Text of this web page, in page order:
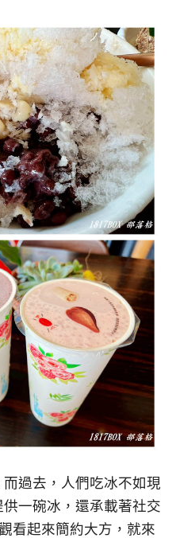
過去，人們吃冰不如現
一碗冰，還承載著社交
看起來簡約大方，就來